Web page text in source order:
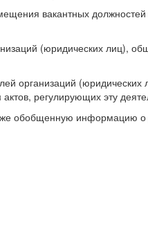
вакантных должностей
(юридических лиц),
организаций (юридических
регулирующих эту
обобщенную информацию о